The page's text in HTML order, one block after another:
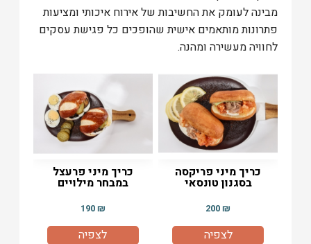
מבינה לעומק את החשיבות של אירוח איכותי ומציעות
פתרונות מותאמים אישית שהופכים כל פגישת עסקים
לחוויה מעשירה ומהנה.
כריך מיני פריקסה
בסגנון טונסאי
₪
200
לצפיה
כריך מיני פרעצל
במבחר מילויים
₪
190
לצפיה